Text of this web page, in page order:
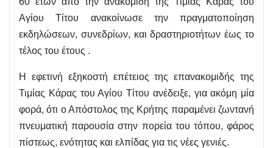
Αγίου Τίτου ανακοίνωσε την πραγματοποίηση
εκδηλώσεων, συνεδρίων, και δραστηριοτήτων έως το
τέλος του έτους .
Η εφετινή εξηκοστή επέτειος της επανακομιδής της
Τιμίας Κάρας του Αγίου Τίτου ανέδειξε, για ακόμη μία
φορά, ότι ο Απόστολος της Κρήτης παραμένει ζωντανή
πνευματική παρουσία στην πορεία του τόπου, φάρος
πίστεως, ενότητας και ελπίδας για τις νέες γενιές.